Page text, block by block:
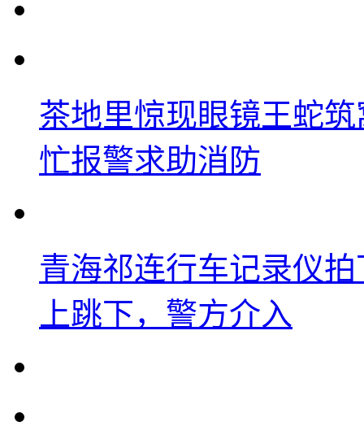
茶地里惊现眼镜王蛇
忙报警求助消防
青海祁连行车记录仪
上跳下，警方介入